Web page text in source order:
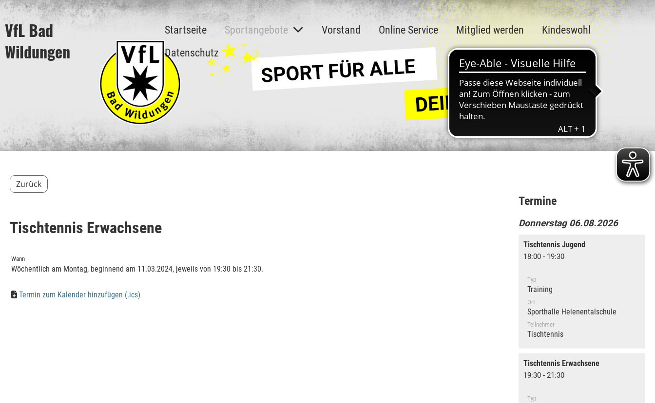
Startseite Sportangebote Vorstand Online Service Mitglied werden
Kindeswohl
Datenschutz
VfL Bad
Wildungen
Zurück
Tischtennis Erwachsene
Wann
Wöchentlich am Montag, beginnend am 11.03.2024, jeweils von 19:30 bis 21:30.
Termin zum Kalender hinzufügen (.ics)
Termine
Donnerstag 06.08.2026
Tischtennis Jugend
18:00 - 19:30
Typ
Training
Ort
Sporthalle Helenentalschule
Teilnehmer
Tischtennis
Tischtennis Erwachsene
19:30 - 21:30
Typ